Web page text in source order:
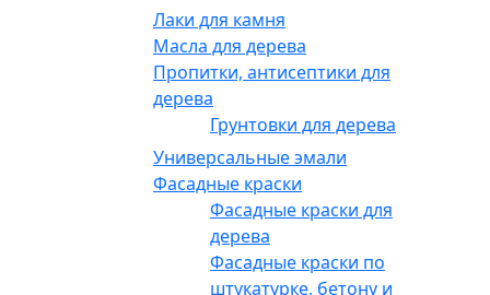
Лаки для камня
Масла для дерева
Пропитки, антисептики для
дерева
Грунтовки для дерева
Универсальные эмали
Фасадные краски
Фасадные краски для
дерева
Фасадные краски по
штукатурке, бетону и